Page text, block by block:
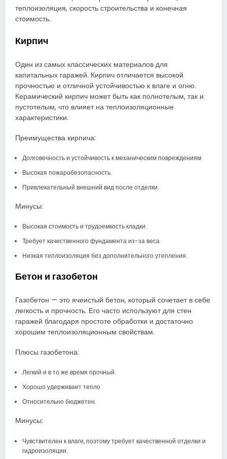
теплоизоляция, скорость строительства и конечная
стоимость.
Кирпич
Один из самых классических материалов для
капитальных гаражей. Кирпич отличается высокой
прочностью и отличной устойчивостью к влаге и огню.
Керамический кирпич может быть как полнотелым, так и
пустотелым, что влияет на теплоизоляционные
характеристики.
Преимущества кирпича:
Долговечность и устойчивость к механическим повреждениям.
Высокая пожаробезопасность.
Привлекательный внешний вид после отделки.
Минусы:
Высокая стоимость и трудоемкость кладки.
Требует качественного фундамента из-за веса.
Низкая теплоизоляция без дополнительного утепления.
Бетон и газобетон
Газобетон — это ячеистый бетон, который сочетает в себе
легкость и прочность. Его часто используют для стен
гаражей благодаря простоте обработки и достаточно
хорошим теплоизоляционным свойствам.
Плюсы газобетона:
Легкий и в то же время прочный.
Хорошо удерживает тепло.
Относительно бюджетен.
Минусы:
Чувствителен к влаге, поэтому требует качественной отделки и
гидроизоляции.